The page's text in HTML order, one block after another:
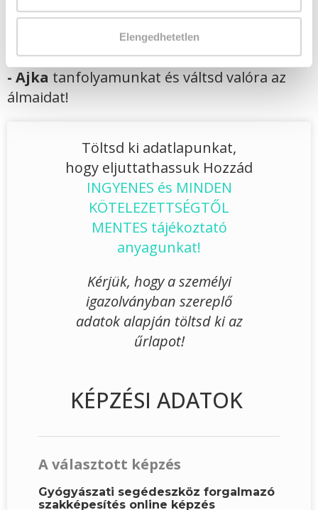
Elengedhetetlen
Gyógyászati segédeszköz
forgalmazó szakképesítés online képzés
- Ajka tanfolyamunkat és váltsd valóra az
álmaidat!
Töltsd ki adatlapunkat,
hogy eljuttathassuk Hozzád
INGYENES és MINDEN
KÖTELEZETTSÉGTŐL
MENTES tájékoztató
anyagunkat!
Kérjük, hogy a személyi
igazolványban szereplő
adatok alapján töltsd ki az
űrlapot!
KÉPZÉSI ADATOK
A választott képzés
Gyógyászati segédeszköz forgalmazó
szakképesítés online képzés